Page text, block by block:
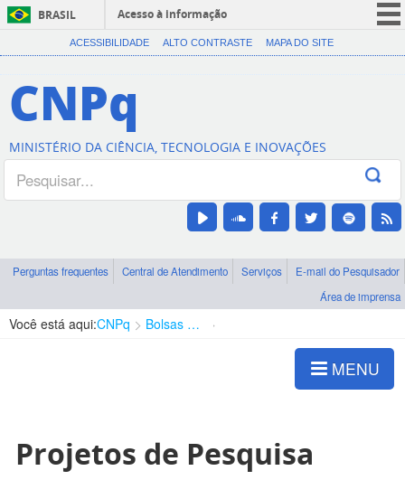
BRASIL
Acesso à informação
CORONAVÍRUS (COVID-19)
Canais
ACESSIBILIDADE ALTO CONTRASTE MAPA DO SITE
CNPq
MINISTÉRIO DA CIÊNCIA, TECNOLOGIA E INOVAÇÕES
Perguntas frequentes Central de Atendimento Serviços
E-mail do Pesquisador
Área de imprensa
Você está aqui:CNPq Bolsas e Auxílios Vigentes
MENU
Projetos de Pesquisa